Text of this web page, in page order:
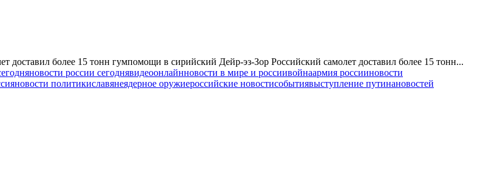
более 15 тонн гумпомощи в сирийский Дейр-эз-Зор Российский самолет доставил более 15 тонн...
новости россии сегоднявидеоонлайнновости в мире и россиивойнаармия россииновости
новости политикиславянеядерное оружиероссийские новостисобытиявыступление путинановостей